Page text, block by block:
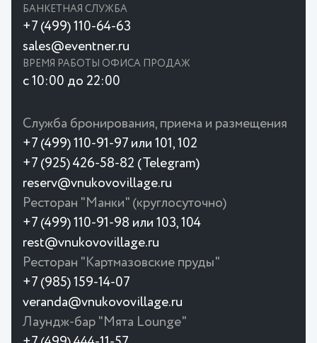
БАНКЕТНАЯ СЛУЖБА
+7 (499) 110-64-63
sales@eventner.ru
ВРЕМЯ РАБОТЫ ОФИСА ПРОДАЖ
с 10:00 до 22:00
Служба бронирования, приема и размещения
+7 (499) 110-91-97 или 101, 102
+7 (925) 426-58-82 (Telegram)
reserv@vnukovovillage.ru
Ресторан "Манки" (круглосуточно)
+7 (499) 110-91-98 или 103, 104
rest@vnukovovillage.ru
Ресторан "Картмазовские пруды"
+7 (985) 159-14-07
veranda@vnukovovillage.ru
Лаундж-бар "Мята Lounge"